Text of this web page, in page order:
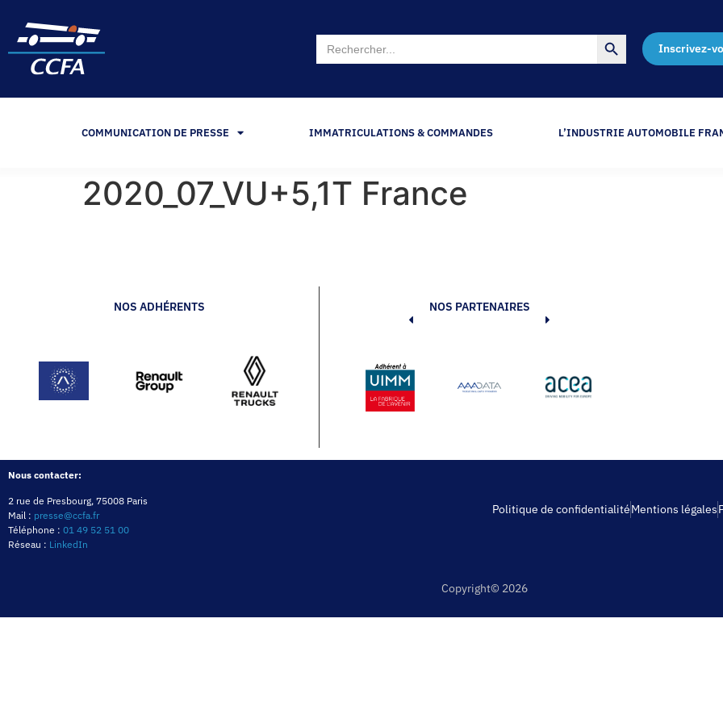
Search
for:
Search Button
Inscrivez-
COMMUNICATION DE PRESSE IMMATRICULATIONS & COMMANDES L’INDUSTRIE AUTOMOBILE
2020_07_VU+5,1T France
NOS ADHÉRENTS NOS PARTENAIRES
Nous contacter:
2 rue de Presbourg, 75008 Paris
Mail : presse@ccfa.fr
Téléphone : 01 49 52 51 00
Réseau : LinkedIn
Politique de confidentialitéMentions légales
Copyright© 2026